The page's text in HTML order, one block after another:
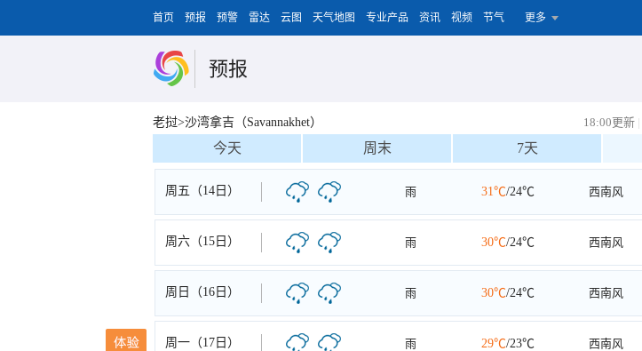
首页 预报 预警 雷达 云图 天气地图 专业产品 资讯 视频 节气 更多
预报
老挝>沙湾拿吉（Savannakhet） 18:00更新 |
今天 周末 7天
周五（14日） 雨 31℃/24℃ 西南风
周六（15日） 雨 30℃/24℃ 西南风
周日（16日） 雨 30℃/24℃ 西南风
周一（17日） 雨 29℃/23℃ 西南风